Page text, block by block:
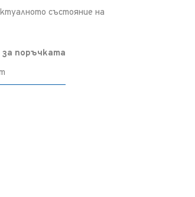
състояние на
за поръчката